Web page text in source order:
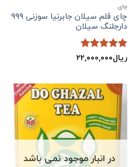
چاي
چای قلم سیلان جابرنیا سوزنی ۹۹۹
دارجلنگ سیلان
نمره5 از
ریال۲۲,۰۰۰,۰۰۰
در انبار موجود نمی باشد